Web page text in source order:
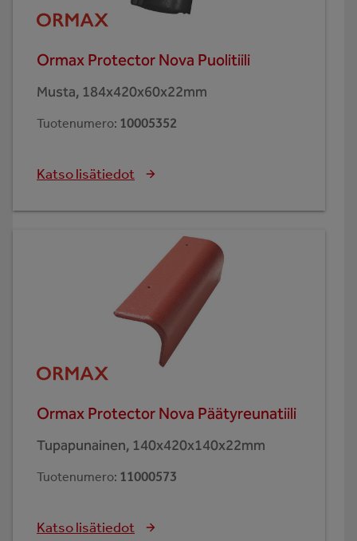
Ormax Protector Nova Puolitiili
Musta, 184x420x60x22mm
Tuotenumero: 10005352
Katso lisätiedot
Ormax Protector Nova Päätyreunatiili
Tupapunainen, 140x420x140x22mm
Tuotenumero: 11000573
Katso lisätiedot